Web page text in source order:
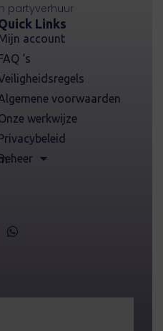
partyverhuur
Links
account
‘s
voorwaarden
werkwijze